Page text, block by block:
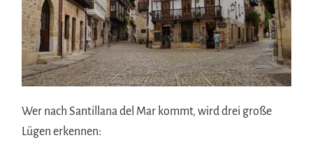
Wer nach Santillana del Mar kommt, wird drei große
Lügen erkennen: